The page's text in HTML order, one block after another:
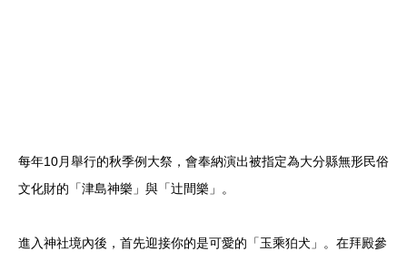
每年10月舉行的秋季例大祭，會奉納演出被指定為大分縣無形民俗
文化財的「津島神樂」與「辻間樂」。
進入神社境內後，首先迎接你的是可愛的「玉乘狛犬」。在拜殿參